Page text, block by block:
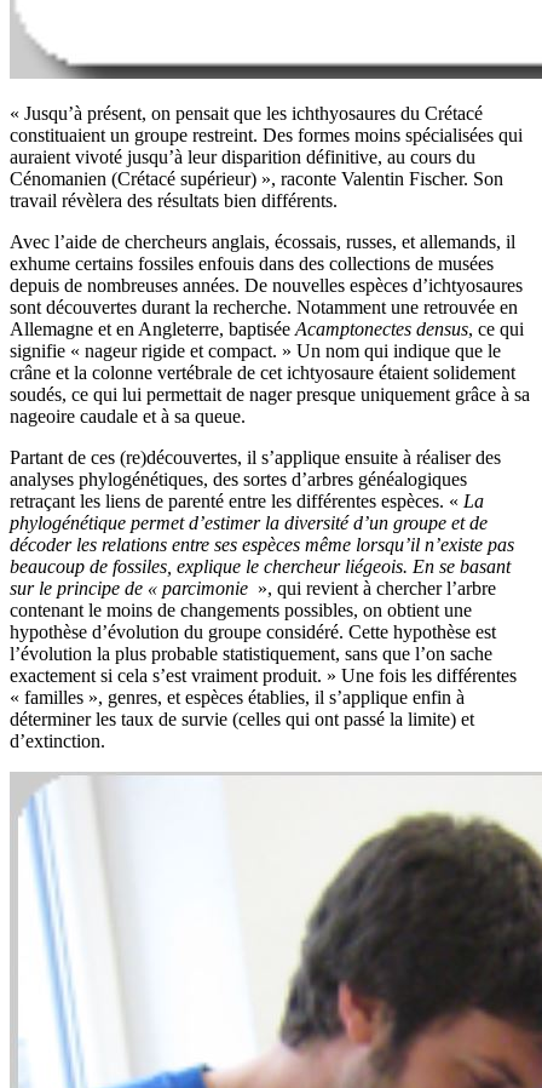
« Jusqu’à présent, on pensait que les ichthyosaures du Crétacé
constituaient un groupe restreint. Des formes moins spécialisées qui
auraient vivoté jusqu’à leur disparition définitive, au cours du
Cénomanien (Crétacé supérieur) », raconte Valentin Fischer. Son
travail révèlera des résultats bien différents.
Avec l’aide de chercheurs anglais, écossais, russes, et allemands, il
exhume certains fossiles enfouis dans des collections de musées
depuis de nombreuses années. De nouvelles espèces d’ichtyosaures
sont découvertes durant la recherche. Notamment une retrouvée en
Allemagne et en Angleterre, baptisée Acamptonectes densus, ce qui
signifie « nageur rigide et compact. » Un nom qui indique que le
crâne et la colonne vertébrale de cet ichtyosaure étaient solidement
soudés, ce qui lui permettait de nager presque uniquement grâce à sa
nageoire caudale et à sa queue.
Partant de ces (re)découvertes, il s’applique ensuite à réaliser des
analyses phylogénétiques, des sortes d’arbres généalogiques
retraçant les liens de parenté entre les différentes espèces. « La
phylogénétique permet d’estimer la diversité d’un groupe et de
décoder les relations entre ses espèces même lorsqu’il n’existe pas
beaucoup de fossiles, explique le chercheur liégeois. En se basant
sur le principe de « parcimonie », qui revient à chercher l’arbre
contenant le moins de changements possibles, on obtient une
hypothèse d’évolution du groupe considéré. Cette hypothèse est
l’évolution la plus probable statistiquement, sans que l’on sache
exactement si cela s’est vraiment produit. » Une fois les différentes
« familles », genres, et espèces établies, il s’applique enfin à
déterminer les taux de survie (celles qui ont passé la limite) et
d’extinction.